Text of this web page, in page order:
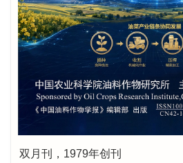
双月刊，1979年创刊